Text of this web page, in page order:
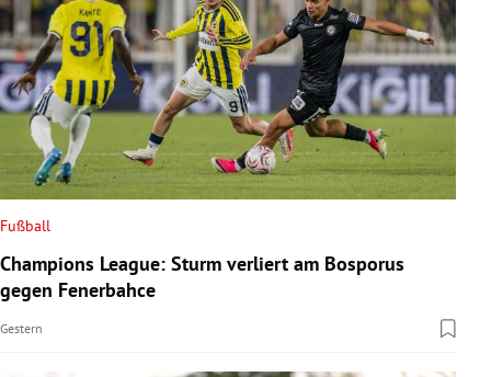
Fußball
Champions League: Sturm verliert am Bosporus
gegen Fenerbahce
Gestern